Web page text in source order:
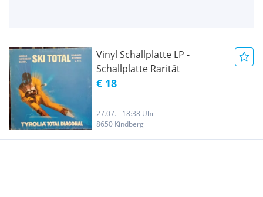
Vinyl Schallplatte LP -
Schallplatte Rarität
€ 18
27.07. - 18:38 Uhr
8650 Kindberg